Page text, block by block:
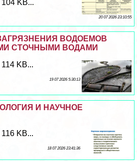
KB...
20 07 2026 23:10:55
ВОДОЕМОВ
СТОЧНЫМИ ВОДАМИ
KB...
19 07 2026 5:30:13
И НАУЧНОЕ
KB...
18 07 2026 23:41:36